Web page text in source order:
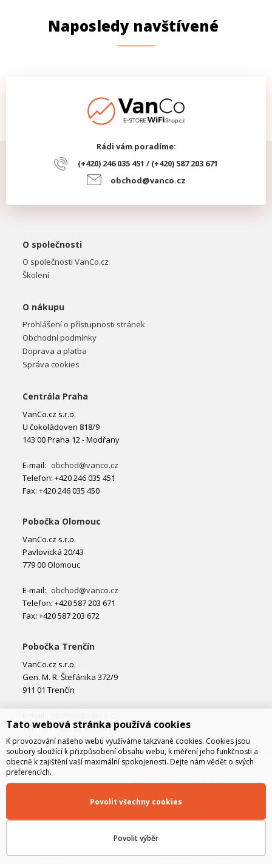
Naposledy navštívené
Rádi vám poradíme:
(+420) 246 035 451 / (+420) 587 203 671
obchod@vanco.cz
O společnosti
O společnosti VanCo.cz
Školení
O nákupu
Prohlášení o přístupnosti stránek
Obchodní podmínky
Doprava a platba
Správa cookies
Centrála Praha
VanCo.cz s.r.o.
U čokoládoven 818/9
143 00 Praha 12 - Modřany
E-mail: obchod@vanco.cz
Telefon: +420 246 035 451
Fax: +420 246 035 450
Pobočka Olomouc
VanCo.cz s.r.o.
Pavlovická 20/43
779 00 Olomouc
E-mail: obchod@vanco.cz
Telefon: +420 587 203 671
Fax: +420 587 203 672
Pobočka Trenčín
VanCo.cz s.r.o.
Gen. M. R. Štefánika 372/9
911 01 Trenčín
Telefon: +421 32 877 74 02
Tato webová stránka používá cookies
K provozování našeho webu využíváme takzvané cookies. Cookies jsou
soubory sloužící k přizpůsobení obsahu webu, k měření jeho funkčnosti a
obecně k zajištění vaší maximální spokojenosti. Dejte nám vědět o svých
preferencích.
Povolit výběr
Povolit všechny cookies